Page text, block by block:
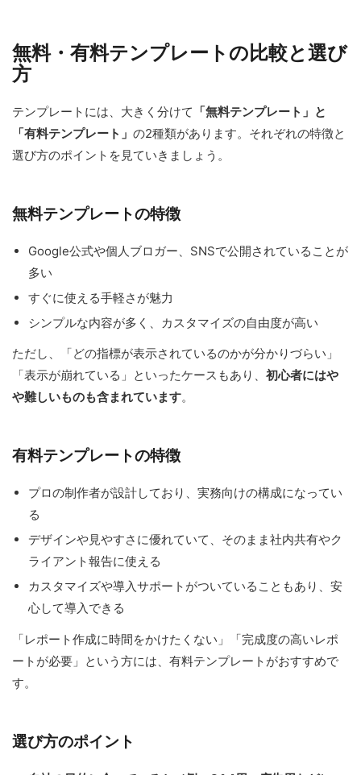
無料・有料テンプレートの比較と選び
方
テンプレートには、大きく分けて 「無料テンプレート」と
「有料テンプレート」 の2種類があります。それぞれの特徴と
選び方のポイントを見ていきましょう。
無料テンプレートの特徴
Google公式や個人ブロガー、SNSで公開されていることが
多い
すぐに使える手軽さが魅力
シンプルな内容が多く、カスタマイズの自由度が高い
ただし、「どの指標が表示されているのかが分かりづらい」
「表示が崩れている」といったケースもあり、 初心者にはや
や難しいものも含まれています。
有料テンプレートの特徴
プロの制作者が設計しており、実務向けの構成になってい
る
デザインや見やすさに優れていて、そのまま社内共有やク
ライアント報告に使える
カスタマイズや導入サポートがついていることもあり、安
心して導入できる
「レポート作成に時間をかけたくない」「完成度の高いレポ
ートが必要」という方には、有料テンプレートがおすすめで
す。
選び方のポイント